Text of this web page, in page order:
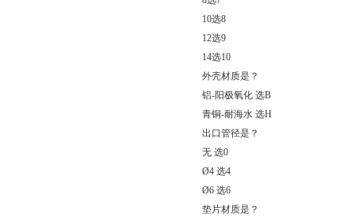
10选8
12选9
14选10
外壳材质是？
铝-阳极氧化 选B
青铜-耐海水 选H
出口管径是？
无 选0
Ø4 选4
Ø6 选6
垫片材质是？